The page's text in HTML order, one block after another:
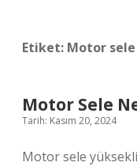
Etiket: Motor sele
Motor Sele
Tarih: Kasım 20, 2024
Motor sele